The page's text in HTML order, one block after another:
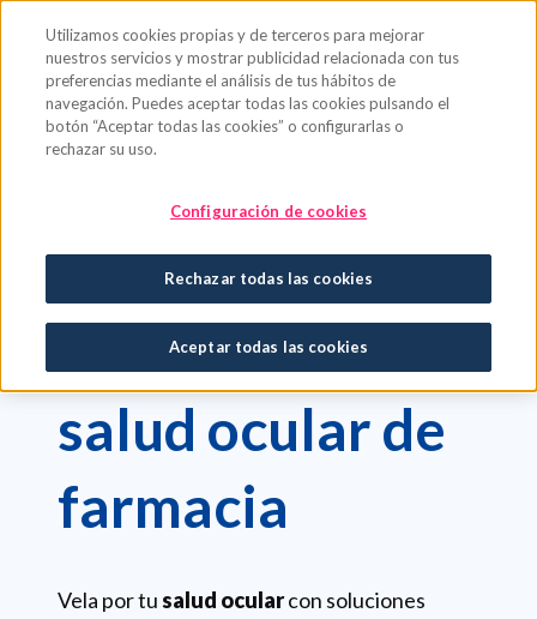
Óptica
CUIDA TUS OJOS
Productos de
salud ocular de
farmacia
Vela por tusalud ocularcon soluciones
Utilizamos cookies propias y de terceros para mejorar
nuestros servicios y mostrar publicidad relacionada con tus
preferencias mediante el análisis de tus hábitos de
navegación. Puedes aceptar todas las cookies pulsando el
botón “Aceptar todas las cookies” o configurarlas o
rechazar su uso.
Configuración de cookies
Rechazar todas las cookies
Aceptar todas las cookies